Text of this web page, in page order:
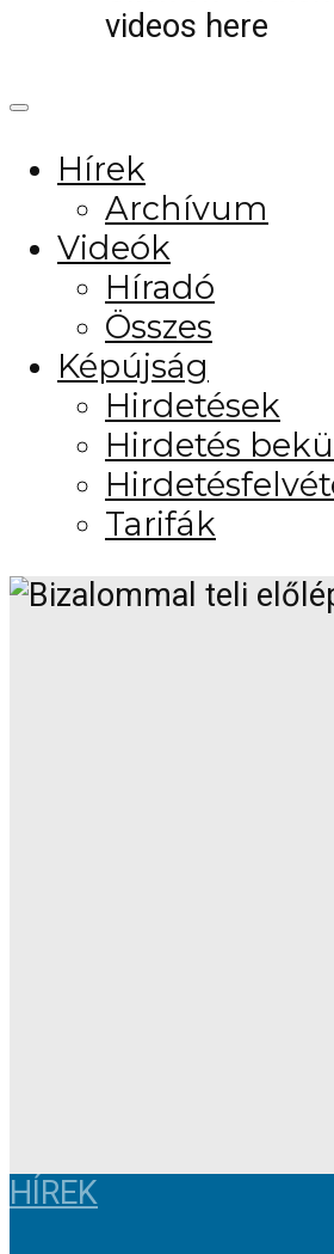
videos here
Hírek
Archívum
Videók
Híradó
Összes
Képújság
Hirdetések
Hirdetés
Tarifák
HÍREK